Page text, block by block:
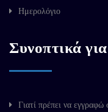
Ημερολόγιο
Συνοπτικά
Γιατί πρέπει να